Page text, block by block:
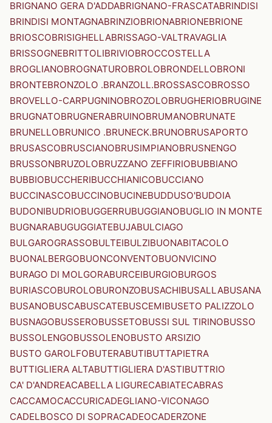
BRIGNANO GERA D'ADDABRIGNANO-FRASCATABRINDISI
BRINDISI MONTAGNABRINZIOBRIONABRIONEBRIONE
BRIOSCOBRISIGHELLABRISSAGO-VALTRAVAGLIA
BRISSOGNEBRITTOLIBRIVIOBROCCOSTELLA
BROGLIANOBROGNATUROBROLOBRONDELLOBRONI
BRONTEBRONZOLO .BRANZOLL.BROSSASCOBROSSO
BROVELLO-CARPUGNINOBROZOLOBRUGHERIOBRUGINE
BRUGNATOBRUGNERABRUINOBRUMANOBRUNATE
BRUNELLOBRUNICO .BRUNECK.BRUNOBRUSAPORTO
BRUSASCOBRUSCIANOBRUSIMPIANOBRUSNENGO
BRUSSONBRUZOLOBRUZZANO ZEFFIRIOBUBBIANO
BUBBIOBUCCHERIBUCCHIANICOBUCCIANO
BUCCINASCOBUCCINOBUCINEBUDDUSO'BUDOIA
BUDONIBUDRIOBUGGERRUBUGGIANOBUGLIO IN MONTE
BUGNARABUGUGGIATEBUJABULCIAGO
BULGAROGRASSOBULTEIBULZIBUONABITACOLO
BUONALBERGOBUONCONVENTOBUONVICINO
BURAGO DI MOLGORABURCEIBURGIOBURGOS
BURIASCOBUROLOBURONZOBUSACHIBUSALLABUSANA
BUSANOBUSCABUSCATEBUSCEMIBUSETO PALIZZOLO
BUSNAGOBUSSEROBUSSETOBUSSI SUL TIRINOBUSSO
BUSSOLENGOBUSSOLENOBUSTO ARSIZIO
BUSTO GAROLFOBUTERABUTIBUTTAPIETRA
BUTTIGLIERA ALTABUTTIGLIERA D'ASTIBUTTRIO
CA' D'ANDREACABELLA LIGURECABIATECABRAS
CACCAMOCACCURICADEGLIANO-VICONAGO
CADELBOSCO DI SOPRACADEOCADERZONE